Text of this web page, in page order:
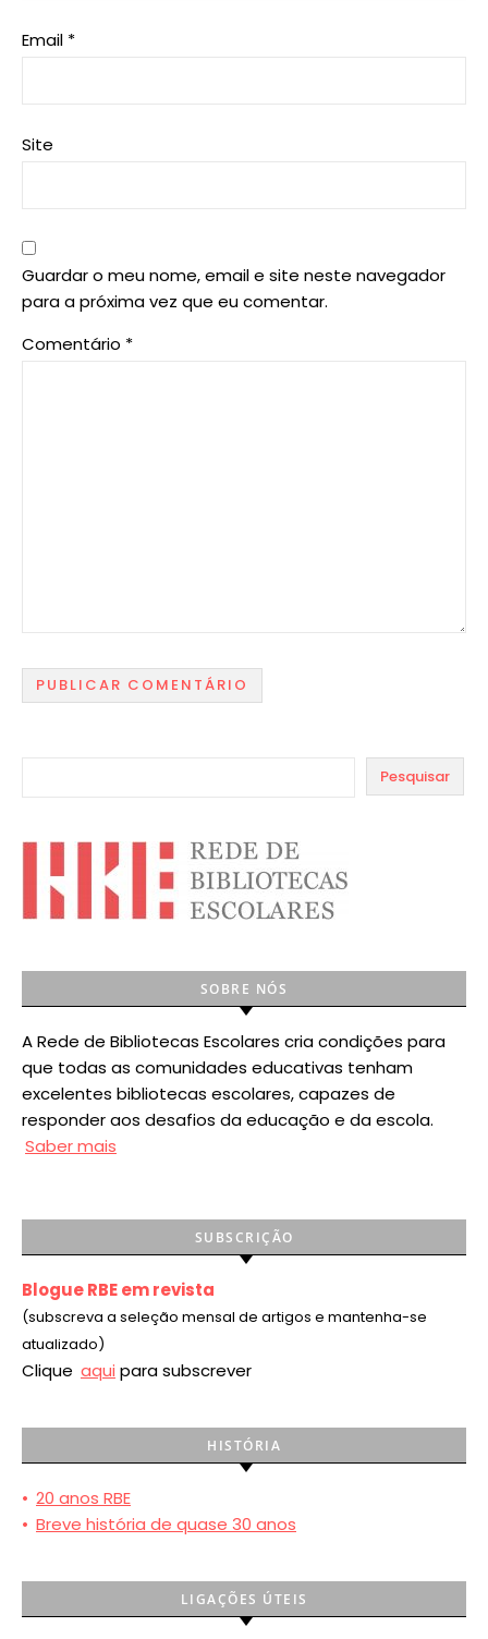
Email *
Site
Guardar o meu nome, email e site neste navegador
para a próxima vez que eu comentar.
Comentário *
Pesquisar
SOBRE NÓS
A Rede de Bibliotecas Escolares cria condições para
que todas as comunidades educativas tenham
excelentes bibliotecas escolares, capazes de
responder aos desafios da educação e da escola.
Saber mais
SUBSCRIÇÃO
Blogue RBE em revista
(subscreva a seleção mensal de artigos e mantenha-se
atualizado)
Clique aqui para subscrever
HISTÓRIA
• 20 anos RBE
• Breve história de quase 30 anos
LIGAÇÕES ÚTEIS